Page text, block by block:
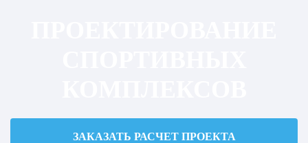
ЗАКАЗАТЬ РАСЧЕТ ПРОЕКТА